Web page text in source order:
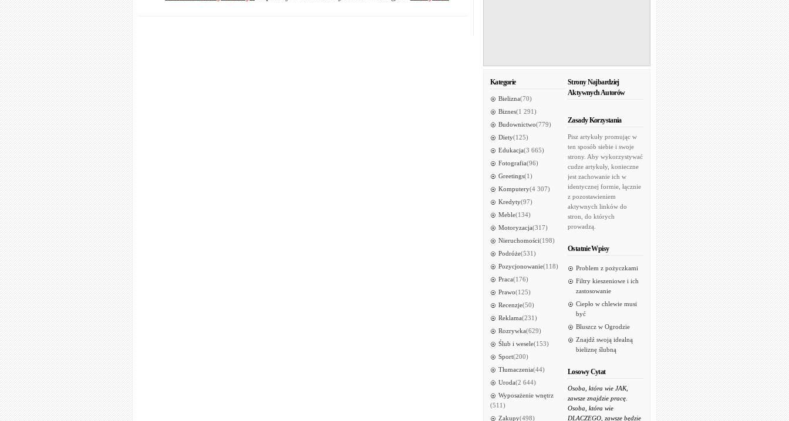
Kategorie
Bielizna(70)
Biznes(1 291)
Budownictwo(779)
Diety(125)
Edukacja(3 665)
Fotografia(96)
Greetings(1)
Komputery(4 307)
Kredyty(97)
Meble(134)
Motoryzacja(317)
Nieruchomości(198)
Podróże(531)
Pozycjonowanie(118)
Praca(176)
Prawo(125)
Recenzje(50)
Reklama(231)
Rozrywka(629)
Ślub i wesele(153)
Sport(200)
Tłumaczenia(44)
Uroda(2 644)
Wyposażenie wnętrz
(511)
Zakupy(498)
Strony Najbardziej
Aktywnych Autorów
Zasady Korzystania
Pisz artykuły promując w
ten sposób siebie i swoje
strony. Aby wykorzystywać
cudze artykuły, konieczne
jest zachowanie ich w
identycznej formie, łącznie
z pozostawieniem
aktywnych linków do
stron, do których
prowadzą.
Ostatnie Wpisy
Problem z pożyczkami
Filtry kieszeniowe i ich
zastosowanie
Ciepło w chlewie musi
być
Bluszcz w Ogrodzie
Znajdź swoją idealną
bieliznę ślubną
Losowy Cytat
Osoba, która wie JAK,
zawsze znajdzie pracę.
Osoba, która wie
DLACZEGO, zawsze będzie